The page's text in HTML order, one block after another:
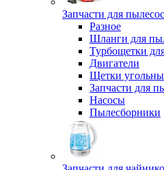
Запчасти для
Разное
Шланги для
Турбощетки
Двигатели
Щетки
Запчасти для
Насосы
Пылесборники